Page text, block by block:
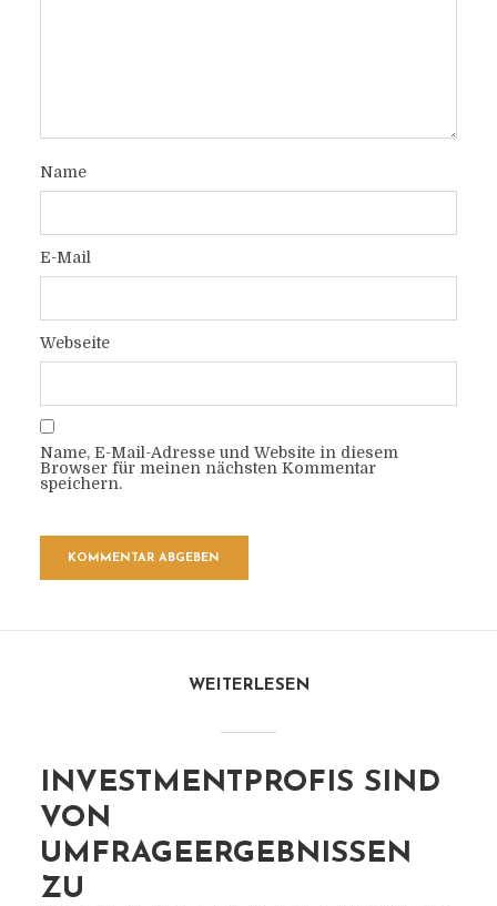
Name
E-Mail
Webseite
Name, E-Mail-Adresse und Website in diesem
Browser für meinen nächsten Kommentar
speichern.
WEITERLESEN
INVESTMENTPROFIS SIND
VON
UMFRAGEERGEBNISSEN
ZU